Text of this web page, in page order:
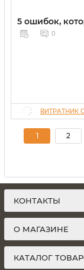
5 ошибок,
0
ВИТРАТНИК
1 2
КОНТАКТЫ
О МАГАЗИНЕ
КАТАЛОГ